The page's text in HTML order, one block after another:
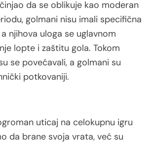
da se oblikuje kao moderan
golmani nisu imali specifična
njihova uloga se uglavnom
lopte i zaštitu gola. Tokom
se povećavali, a golmani su
potkovaniji.
uticaj na celokupnu igru
da brane svoja vrata, već su